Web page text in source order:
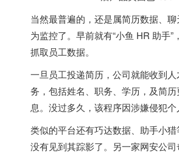
当然最普遍的，还是属简历数据、
为监控了。早前就有“小鱼 HR 助手”
抓取员工数据。
一旦员工投递简历，公司就能收到
务，包括姓名、职务、学历，及简
息。没过多久，该程序因涉嫌侵犯个
类似的平台还有巧达数据、助手小
没有见到其踪影了。另一家网安公